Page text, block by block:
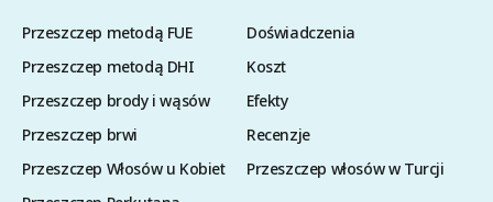
Przeszczep metodą FUE
Przeszczep metodą DHI
Przeszczep brody i wąsów
Przeszczep brwi
Przeszczep Włosów u Kobiet
Doświadczenia
Koszt
Efekty
Recenzje
Przeszczep włosów w Turcji